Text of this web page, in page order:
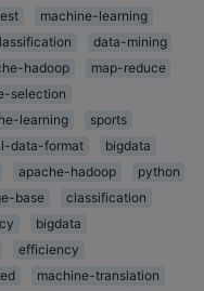
machine-learning
data-mining
hadoop
map-reduce
selection
learning
sports
data-format
bigdata
apache-hadoop
python
base
classification
bigdata
efficiency
machine-translation